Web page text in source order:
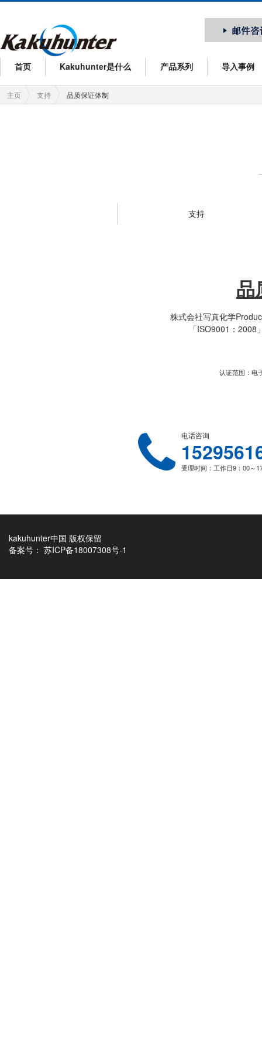
公転自転撹
首页 Kakuhunter是什么 产品系列 导入事例
主页 支持 品质保证体制
支持
品
株式会社写真化学
「ISO9001：
认证范围：电
电话咨询
受理时间：工作日9：00～
kakuhunter中国 版权保留
备案号： 苏ICP备18007308号-1